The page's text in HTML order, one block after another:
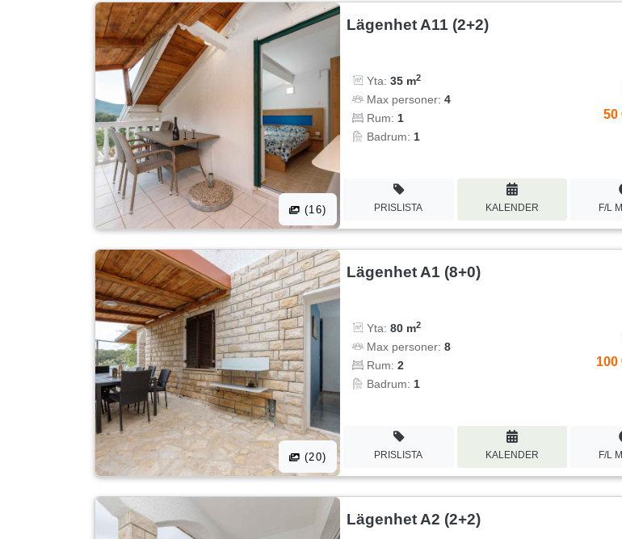
(16)
Lägenhet A11 (2+2)
Yta:35 m2
Max personer:4
Rum: 1
Badrum: 1
50
PRISLISTA KALENDER F/L
(20)
Lägenhet A1 (8+0)
Yta:80 m2
Max personer:8
Rum:2
Badrum: 1
100
PRISLISTA KALENDER F/L
Lägenhet A2 (2+2)